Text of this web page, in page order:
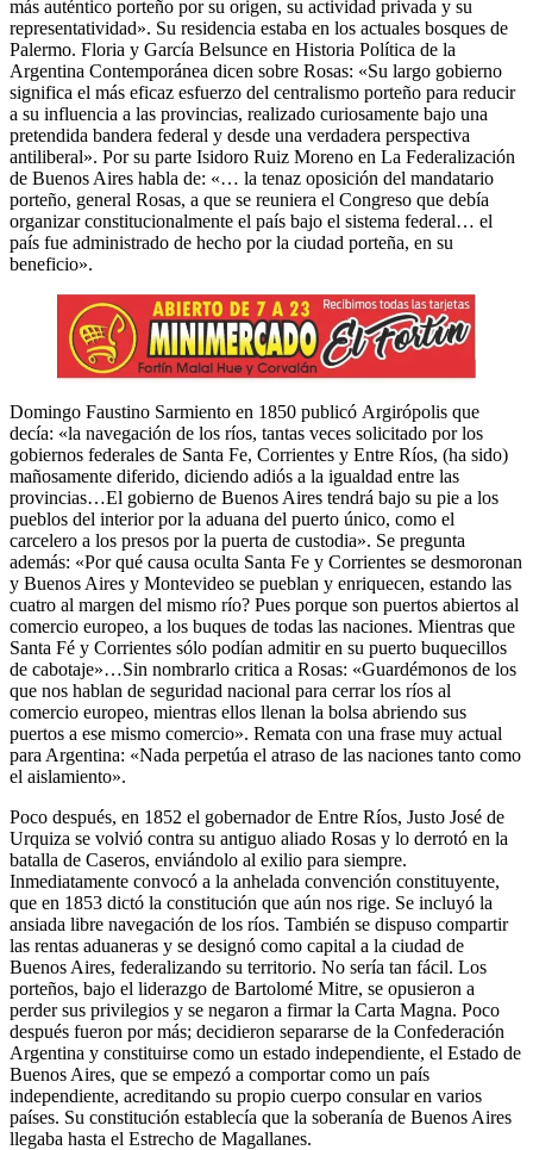
más auténtico porteño por su origen, su actividad privada y su
representatividad». Su residencia estaba en los actuales bosques de
Palermo. Floria y García Belsunce en Historia Política de la
Argentina Contemporánea dicen sobre Rosas: «Su largo gobierno
significa el más eficaz esfuerzo del centralismo porteño para reducir
a su influencia a las provincias, realizado curiosamente bajo una
pretendida bandera federal y desde una verdadera perspectiva
antiliberal». Por su parte Isidoro Ruiz Moreno en La Federalización
de Buenos Aires habla de: «… la tenaz oposición del mandatario
porteño, general Rosas, a que se reuniera el Congreso que debía
organizar constitucionalmente el país bajo el sistema federal… el
país fue administrado de hecho por la ciudad porteña, en su
beneficio».
Domingo Faustino Sarmiento en 1850 publicó Argirópolis que
decía: «la navegación de los ríos, tantas veces solicitado por los
gobiernos federales de Santa Fe, Corrientes y Entre Ríos, (ha sido)
mañosamente diferido, diciendo adiós a la igualdad entre las
provincias…El gobierno de Buenos Aires tendrá bajo su pie a los
pueblos del interior por la aduana del puerto único, como el
carcelero a los presos por la puerta de custodia». Se pregunta
además: «Por qué causa oculta Santa Fe y Corrientes se desmoronan
y Buenos Aires y Montevideo se pueblan y enriquecen, estando las
cuatro al margen del mismo río? Pues porque son puertos abiertos al
comercio europeo, a los buques de todas las naciones. Mientras que
Santa Fé y Corrientes sólo podían admitir en su puerto buquecillos
de cabotaje»…Sin nombrarlo critica a Rosas: «Guardémonos de los
que nos hablan de seguridad nacional para cerrar los ríos al
comercio europeo, mientras ellos llenan la bolsa abriendo sus
puertos a ese mismo comercio». Remata con una frase muy actual
para Argentina: «Nada perpetúa el atraso de las naciones tanto como
el aislamiento».
Poco después, en 1852 el gobernador de Entre Ríos, Justo José de
Urquiza se volvió contra su antiguo aliado Rosas y lo derrotó en la
batalla de Caseros, enviándolo al exilio para siempre.
Inmediatamente convocó a la anhelada convención constituyente,
que en 1853 dictó la constitución que aún nos rige. Se incluyó la
ansiada libre navegación de los ríos. También se dispuso compartir
las rentas aduaneras y se designó como capital a la ciudad de
Buenos Aires, federalizando su territorio. No sería tan fácil. Los
porteños, bajo el liderazgo de Bartolomé Mitre, se opusieron a
perder sus privilegios y se negaron a firmar la Carta Magna. Poco
después fueron por más; decidieron separarse de la Confederación
Argentina y constituirse como un estado independiente, el Estado de
Buenos Aires, que se empezó a comportar como un país
independiente, acreditando su propio cuerpo consular en varios
países. Su constitución establecía que la soberanía de Buenos Aires
llegaba hasta el Estrecho de Magallanes.